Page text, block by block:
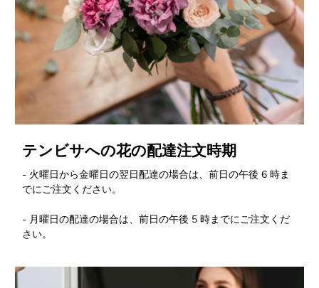
テンビサへの花の配達注文時期
- 火曜日から金曜日の翌日配達の場合は、前日の午後 6 時ま
でにご注文ください。
- 月曜日の配達の場合は、前日の午後 5 時までにご注文くだ
さい。